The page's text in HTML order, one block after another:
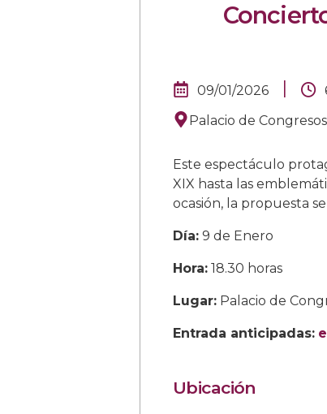
09/01/2026 |
Palacio de
Este espectáculo
XIX hasta las
ocasión, la propuesta
Día: 9 de Enero
Hora: 18.30 horas
Lugar: Palacio de
Entrada anticipadas:
Ubicación